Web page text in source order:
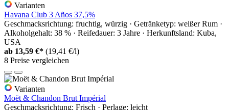
Varianten
Havana Club 3 Años 37,5%
Geschmacksrichtung: fruchtig, würzig · Getränketyp: weißer Rum ·
Alkoholgehalt: 38 % · Reifedauer: 3 Jahre · Herkunftsland: Kuba,
USA
ab 13,59 €* (19,41 €/l)
8 Preise vergleichen
Varianten
Moët & Chandon Brut Impérial
Geschmacksrichtung: Frisch · Perlage: leicht